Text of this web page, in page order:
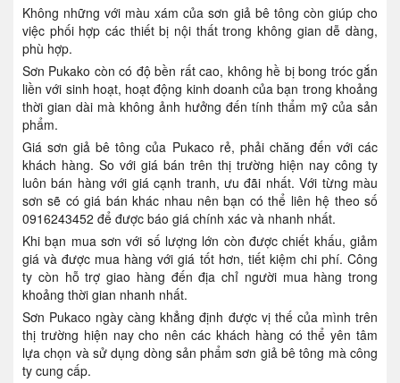
Không những với màu xám của sơn giả bê tông còn giúp cho
việc phối hợp các thiết bị nội thất trong không gian dễ dàng,
phù hợp.
Sơn Pukako còn có độ bền rất cao, không hề bị bong tróc gắn
liền với sinh hoạt, hoạt động kinh doanh của bạn trong khoảng
thời gian dài mà không ảnh hưởng đến tính thẩm mỹ của sản
phẩm.
Giá sơn giả bê tông của Pukaco rẻ, phải chăng đến với các
khách hàng. So với giá bán trên thị trường hiện nay công ty
luôn bán hàng với giá cạnh tranh, ưu đãi nhất. Với từng màu
sơn sẽ có giá bán khác nhau nên bạn có thể liên hệ theo số
0916243452 để được báo giá chính xác và nhanh nhất.
Khi bạn mua sơn với số lượng lớn còn được chiết khấu, giảm
giá và được mua hàng với giá tốt hơn, tiết kiệm chi phí. Công
ty còn hỗ trợ giao hàng đến địa chỉ người mua hàng trong
khoảng thời gian nhanh nhất.
Sơn Pukaco ngày càng khẳng định được vị thế của mình trên
thị trường hiện nay cho nên các khách hàng có thể yên tâm
lựa chọn và sử dụng dòng sản phẩm sơn giả bê tông mà công
ty cung cấp.